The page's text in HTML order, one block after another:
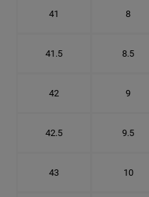
41 8
41.5 8.5
42 9
42.5 9.5
43 10